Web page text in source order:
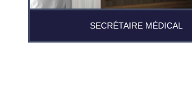
SECRÉTAIRE MÉDICAL